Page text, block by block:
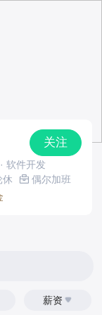
关注
软件开发
休
偶尔加班
薪资